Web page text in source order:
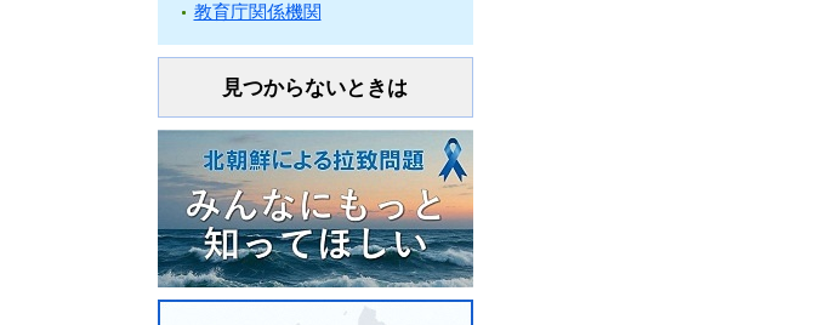
教育庁関係機関
見つからないときは